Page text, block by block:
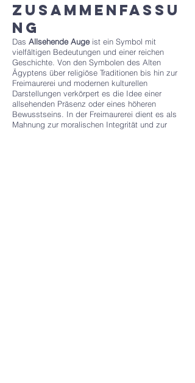
Zusammenfassu
ng
Das Allsehende Augeist ein Symbol mit
vielfältigen Bedeutungen und einer reichen
Geschichte. Von den Symbolen des Alten
Ägyptens über religiöse Traditionen bis hin zur
Freimaurerei und modernen kulturellen
Darstellungen verkörpert es die Idee einer
allsehenden Präsenz oder eines höheren
Bewusstseins. In der Freimaurerei dient es als
Mahnung zur moralischen Integrität und zur